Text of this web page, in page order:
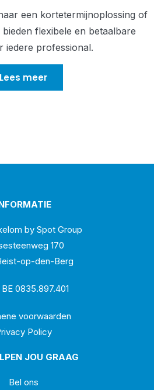
een kortetermijnoplossing of
flexibele en betaalbare
iedere professional.
Lees meer
by Spot Group
170
op-den-Berg
0835.897.401
voorwaarden
Policy
JOU GRAAG
Bel ons